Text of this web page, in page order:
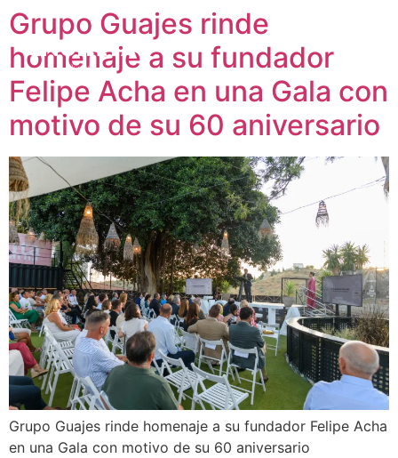
Grupo Guajes rinde
homenaje a su fundador
Felipe Acha en una Gala con
motivo de su 60 aniversario
Grupo Guajes rinde homenaje a su fundador Felipe Acha
en una Gala con motivo de su 60 aniversario